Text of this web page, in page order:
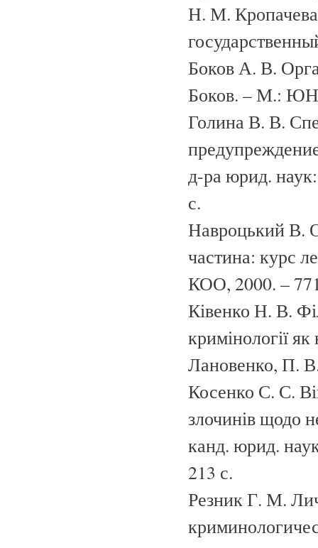
Н. М.
Боков А. В.
Боков. – М.:
Голина В. В.
д-ра юрид.
с.
Навроцький В.
частина: курс
КОО, 2000. –
Ківенко Н. В.
кримінології
Лановенко, П.
Косенко С. С.
злочинів щодо
канд. юрид.
213 с.
Резник Г. М.